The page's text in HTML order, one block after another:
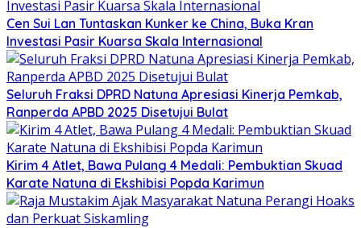
Cen Sui Lan Tuntaskan Kunker ke China, Buka Kran
Investasi Pasir Kuarsa Skala Internasional
Seluruh Fraksi DPRD Natuna Apresiasi Kinerja Pemkab,
Ranperda APBD 2025 Disetujui Bulat
Kirim 4 Atlet, Bawa Pulang 4 Medali: Pembuktian Skuad
Karate Natuna di Ekshibisi Popda Karimun